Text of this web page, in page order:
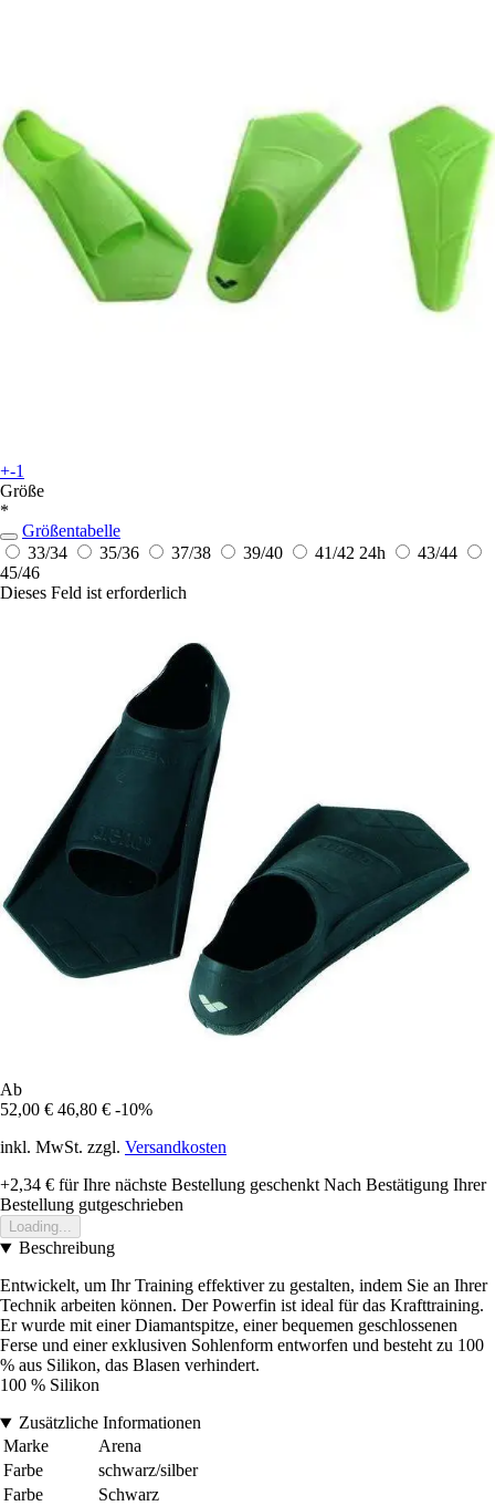
+-1
Größe
*
Größentabelle
33/34
35/36 37/38 39/40 41/42 24h
43/44
45/46
Dieses Feld ist erforderlich
Ab
52,00 € 46,80 € -10%
inkl. MwSt. zzgl. Versandkosten
+2,34 € für Ihre nächste Bestellung geschenkt Nach Bestätigung Ihrer
Bestellung gutgeschrieben
Loading...
Beschreibung
Entwickelt, um Ihr Training effektiver zu gestalten, indem Sie an Ihrer
Technik arbeiten können. Der Powerfin ist ideal für das Krafttraining.
Er wurde mit einer Diamantspitze, einer bequemen geschlossenen
Ferse und einer exklusiven Sohlenform entworfen und besteht zu 100
% aus Silikon, das Blasen verhindert.
100 % Silikon
Zusätzliche Informationen
Marke
Arena
Farbe
schwarz/silber
Farbe
Schwarz